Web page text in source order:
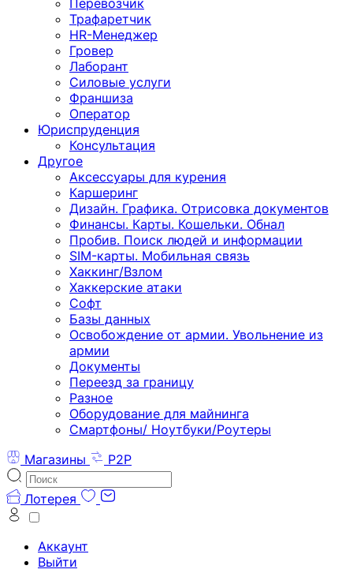
Перевозчик
Трафаретчик
HR-Менеджер
Гровер
Лаборант
Силовые услуги
Франшиза
Оператор
Юриспруденция
Консультация
Другoе
Аксессуары для курения
Каршеринг
Дизайн. Графика. Отрисовка документов
Финансы. Карты. Кошельки. Обнал
Пробив. Поиск людей и информации
SIM-карты. Мобильная связь
Хаккинг/Взлом
Хаккерские атаки
Софт
Базы данных
Освобождение от армии. Увольнение из
армии
Документы
Переезд за границу
Разное
Оборудование для майнинга
Смартфоны/ Ноутбуки/Роутеры
Магазины
P2P
Лотерея
Аккаунт
Выйти